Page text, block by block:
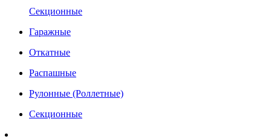
Секционные
Гаражные
Откатные
Распашные
Рулонные (Роллетные)
Секционные